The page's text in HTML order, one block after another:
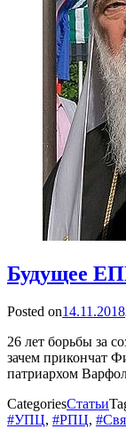
Будущее
Posted on14.11.2018
26 лет борьбы за
зачем прикончат
патриархом
CategoriesСтатьи
#УПЦ, #РПЦ,